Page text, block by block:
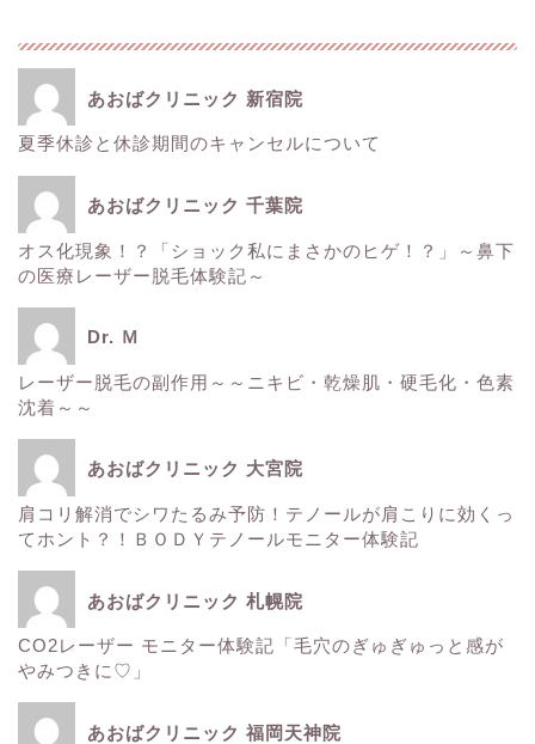
あおばクリニック 新宿院
夏季休診と休診期間のキャンセルについて
あおばクリニック 千葉院
オス化現象！？「ショック私にまさかのヒゲ！？」～鼻下
の医療レーザー脱毛体験記～
Dr. Ｍ
レーザー脱毛の副作用～～ニキビ・乾燥肌・硬毛化・色素
沈着～～
あおばクリニック 大宮院
肩コリ解消でシワたるみ予防！テノールが肩こりに効くっ
てホント？！ＢＯＤＹテノールモニター体験記
あおばクリニック 札幌院
CO2レーザー モニター体験記「毛穴のぎゅぎゅっと感が
やみつきに♡」
あおばクリニック 福岡天神院
スタッフ日記
痩身
■診療内容一覧■
エレクトロポレーション